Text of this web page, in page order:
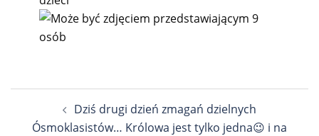
wpisu
Dziś drugi dzień zmagań dzielnych
Ósmoklasistów… Królowa jest tylko jedna😉 i na